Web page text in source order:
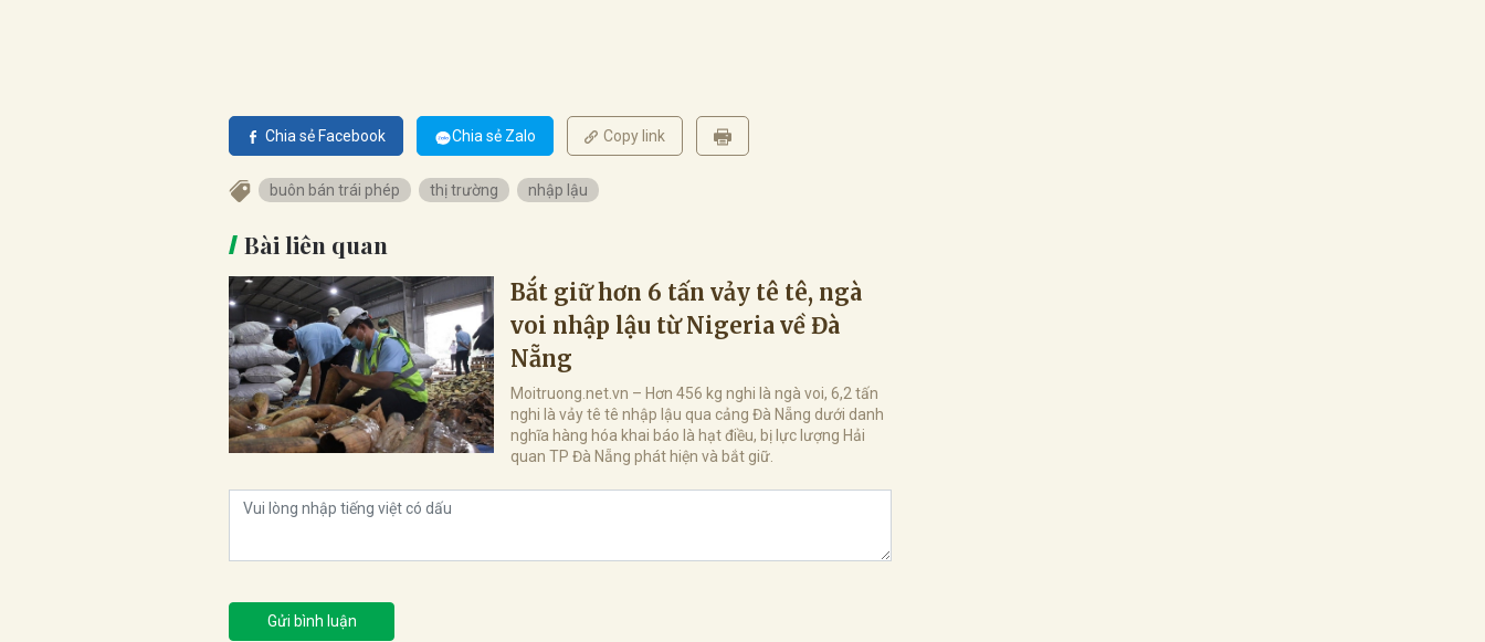
Chia sẻ Facebook Chia sẻ Zalo Copy link
buôn bán trái phép thị trường nhập lậu
Bài liên quan
Bắt giữ hơn 6 tấn vảy tê tê, ngà
voi nhập lậu từ Nigeria về Đà
Nẵng
Moitruong.net.vn – Hơn 456 kg nghi là ngà voi, 6,2 tấn
nghi là vảy tê tê nhập lậu qua cảng Đà Nẵng dưới danh
nghĩa hàng hóa khai báo là hạt điều, bị lực lượng Hải
quan TP Đà Nẵng phát hiện và bắt giữ.
Gửi bình luận